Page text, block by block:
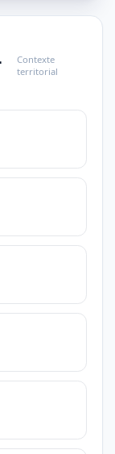
Contexte
territorial